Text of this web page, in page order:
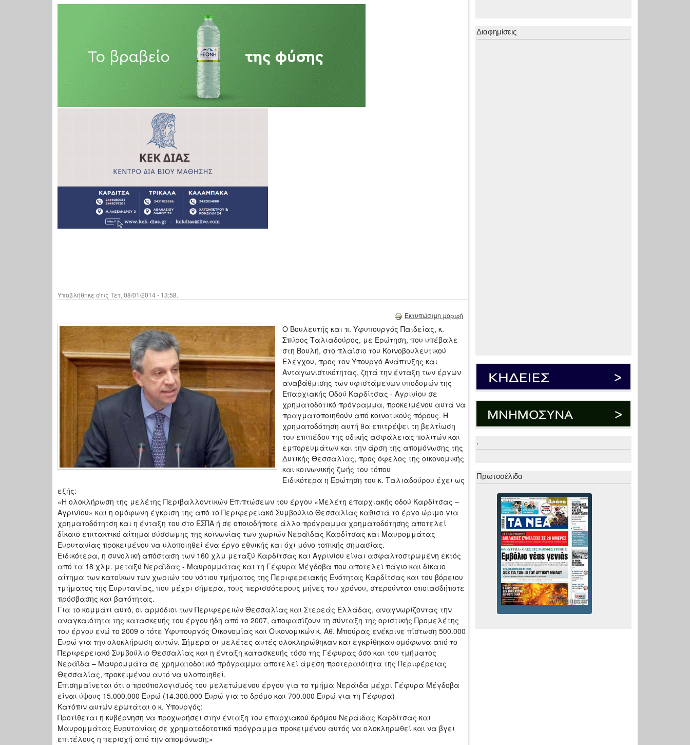
Υποβλήθηκε στις Τετ, 08/01/2014 - 13:58.
Εκτυπώσιμη μορφή
Ο Βουλευτής και π. Υφυπουργός Παιδείας, κ.
Σπύρος Ταλιαδούρος, με Ερώτηση, που υπέβαλε
στη Βουλή, στο πλαίσιο του Κοινοβουλευτικού
Ελέγχου, προς τον Υπουργό Ανάπτυξης και
Ανταγωνιστικότητας, ζητά την ένταξη των έργων
αναβάθμισης των υφιστάμενων υποδομών της
Επαρχιακής Οδού Καρδίτσας - Αγρινίου σε
χρηματοδοτικό πρόγραμμα, προκειμένου αυτά να
πραγματοποιηθούν από κοινοτικούς πόρους. Η
χρηματοδότηση αυτή θα επιτρέψει τη βελτίωση
του επιπέδου της οδικής ασφάλειας πολιτών και
εμπορευμάτων και την άρση της απομόνωσης της
Δυτικής Θεσσαλίας, προς όφελος της οικονομικής
και κοινωνικής ζωής του τόπου
Ειδικότερα η Ερώτηση του κ. Ταλιαδούρου έχει ως
εξής:
«Η ολοκλήρωση της μελέτης Περιβαλλοντικών Επιπτώσεων του έργου «Μελέτη επαρχιακής οδού Καρδίτσας –
Αγρινίου» και η ομόφωνη έγκριση της από το Περιφερειακό Συμβούλιο Θεσσαλίας καθιστά το έργο ώριμο για
χρηματοδότητση και η ένταξη του στο ΕΣΠΑ ή σε οποιοδήποτε άλλο πρόγραμμα χρηματοδότησης αποτελεί
δίκαιο επιτακτικό αίτημα σύσσωμης της κοινωνίας των χωριών Νεράϊδας Καρδίτσας και Μαυρομμάτας
Ευρυτανίας προκειμένου να υλοποιηθεί ένα έργο εθνικής και όχι μόνο τοπικής σημασίας.
Ειδικότερα, η συνολική απόσταση των 160 χλμ μεταξύ Καρδίτσας και Αγρινίου είναι ασφαλτοστρωμένη εκτός
από τα 18 χλμ. μεταξύ Νεράϊδας - Μαυρομμάτας και τη Γέφυρα Μέγδοβα που αποτελεί πάγιο και δίκαιο
αίτημα των κατοίκων των χωριών του νότιου τμήματος της Περιφερειακής Ενότητας Καρδίτσας και του βόρειου
τμήματος της Ευρυτανίας, που μέχρι σήμερα, τους περισσότερους μήνες του χρόνου, στερούνται οποιασδήποτε
πρόσβασης και βατότητας.
Για το κομμάτι αυτό, οι αρμόδιοι των Περιφερειών Θεσσαλίας και Στερεάς Ελλάδας, αναγνωρίζοντας την
αναγκαιότητα της κατασκευής του έργου ήδη από το 2007, αποφασίζουν τη σύνταξη της οριστικής Προμελέτης
του έργου ενώ το 2009 ο τότε Υφυπουργός Οικονομίας και Οικονομικών κ. Αθ. Μπούρας ενέκρινε πίστωση 500.000
Ευρώ για την ολοκλήρωση αυτών. Σήμερα οι μελέτες αυτές ολοκληρώθηκαν και εγκρίθηκαν ομόφωνα από το
Περιφερειακό Συμβούλιο Θεσσαλίας και η ένταξη κατασκευής τόσο της Γέφυρας όσο και του τμήματος
Νεράϊδα – Μαυρομμάτα σε χρηματοδοτικό πρόγραμμα αποτελεί άμεση προτεραιότητα της Περιφέρειας
Θεσσαλίας, προκειμένου αυτό να υλοποιηθεί.
Επισημαίνεται ότι ο προϋπολογισμός του μελετώμενου έργου για το τμήμα Νεράιδα μέχρι Γέφυρα Μέγδοβα
είναι ύψους 15.000.000 Ευρώ (14.300.000 Ευρώ για το δρόμο και 700.000 Ευρώ για τη Γέφυρα)
Κατόπιν αυτών ερωτάται ο κ. Υπουργός:
Προτίθεται η κυβέρνηση να προχωρήσει στην ένταξη του επαρχιακού δρόμου Νεράιδας Καρδίτσας και
Μαυρομμάτας Ευρυτανίας σε χρηματοδοτοτικό πρόγραμμα προκειμένου αυτός να ολοκληρωθεί και να βγει
επιτέλους η περιοχή από την απομόνωση;»
Διαφημίσεις
.
.
Πρωτοσέλιδα